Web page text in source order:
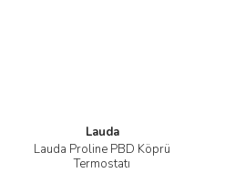
Lauda
Lauda Proline PBD Köprü
Termostatı